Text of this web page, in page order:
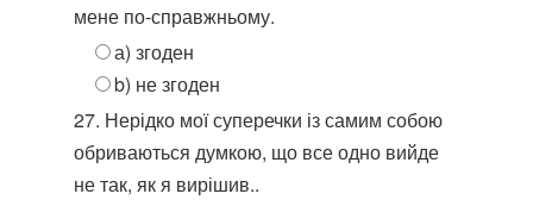
мене по-справжньому.
а) згоден
b) не згоден
27. Нерідко мої суперечки із самим собою
обриваються думкою, що все одно вийде
не так, як я вирішив..